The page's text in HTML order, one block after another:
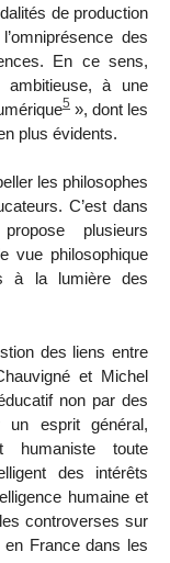
de production
des
En ce sens,
à une
5 », dont les
plus évidents.
les philosophes
C’est dans
plusieurs
vue philosophique
à la lumière des
des liens entre
et Michel
non par des
esprit général,
toute
des intérêts
humaine et
controverses sur
en France dans les